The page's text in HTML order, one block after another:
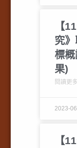
【
究
標
果)
閱讀更
2023-
【